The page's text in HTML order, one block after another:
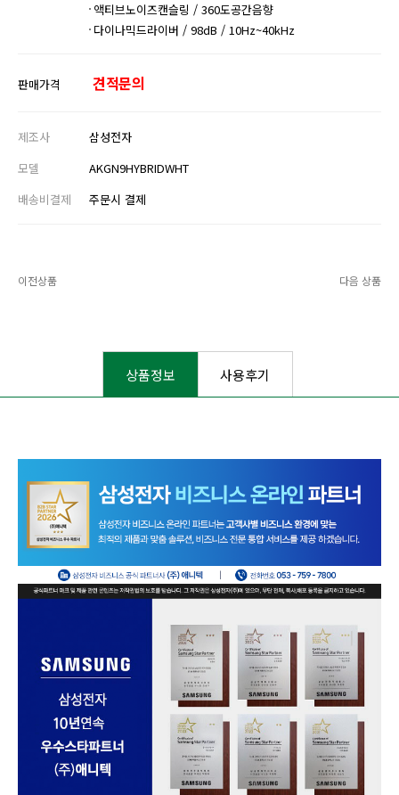
액티브노이즈캔슬링 / 360도공간음향
다이나믹드라이버 / 98dB / 10Hz~40kHz
판매가격 견적문의
제조사
삼성전자
모델
AKGN9HYBRIDWHT
배송비결제
주문시 결제
이전상품 다음 상품
상품정보 사용후기